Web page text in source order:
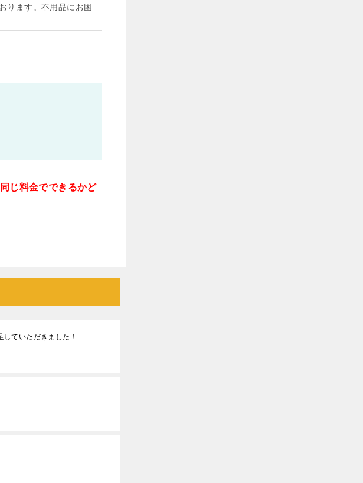
ります。不用品にお困
じ料金でできるかど
ていただきました！